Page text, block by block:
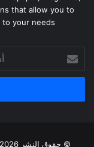
that allow you to
your needs.
بريدك
الإلكتروني
© حقوق النشر 2026، جميع الحقوق محفوظة |